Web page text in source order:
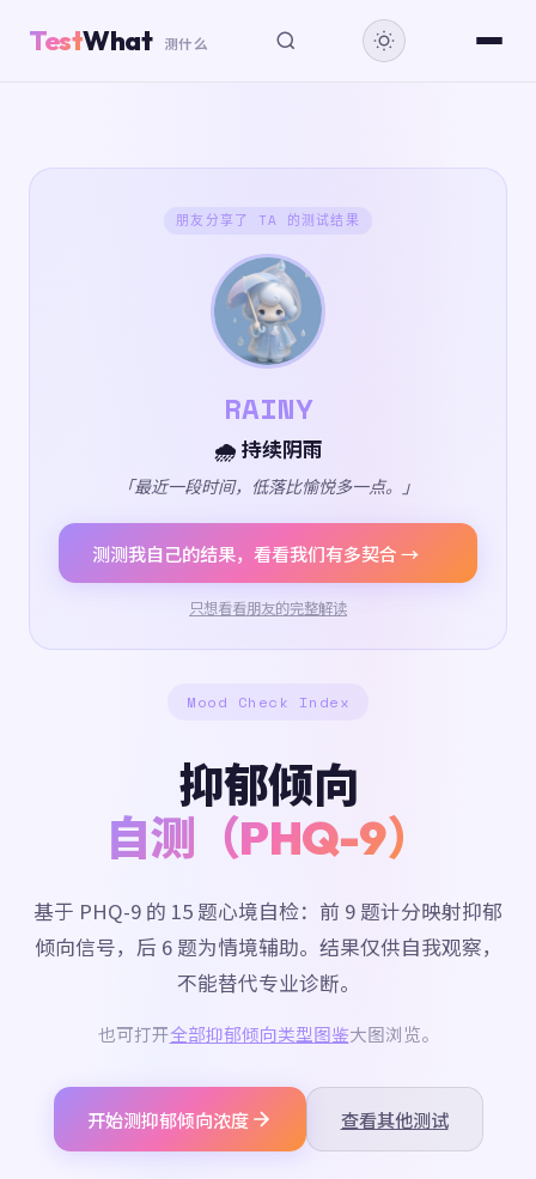
TestWhat 测什么
朋友分享了 TA 的测试结果
RAINY
🌧️ 持续阴雨
「最近一段时间，低落比愉悦多一点。」
测测我自己的结果，看看我们有多契合 →
只想看看朋友的完整解读
Mood Check Index
抑郁倾向
自测（PHQ-9）
基于 PHQ-9 的 15 题心境自检：前 9 题计分映射抑郁
倾向信号，后 6 题为情境辅助。结果仅供自我观察，
不能替代专业诊断。
也可打开全部抑郁倾向类型图鉴大图浏览。
开始测抑郁倾向浓度 查看其他测试